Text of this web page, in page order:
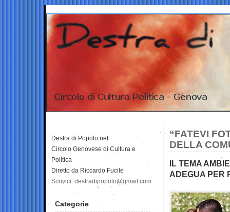
“FATEVI
DELLA
IL TEMA
ADEGUA PER
Destra di Popolo.net
Circolo Genovese di Cultura e
Politica
Diretto da Riccardo Fucile
Scrivici: destradipopolo@gmail.com
Categorie